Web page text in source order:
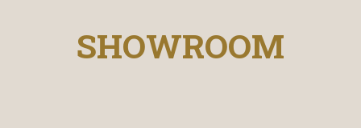
SHOWROOM